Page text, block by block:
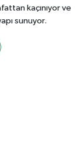
kaçınıyor ve
sunuyor.